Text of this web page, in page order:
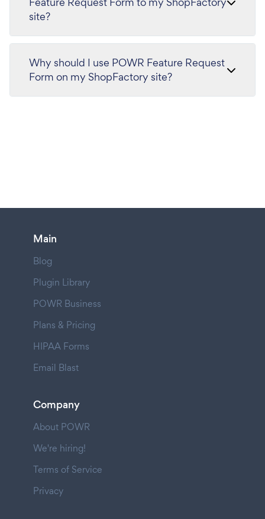
site?
Why should I use POWR Feature Request
Form on my ShopFactory site?
Main
Blog
Plugin Library
POWR Business
Plans & Pricing
HIPAA Forms
Email Blast
Company
About POWR
We're hiring!
Terms of Service
Privacy